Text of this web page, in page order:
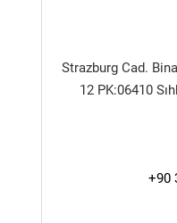
Strazburg Cad.
12 PK:06410
+90